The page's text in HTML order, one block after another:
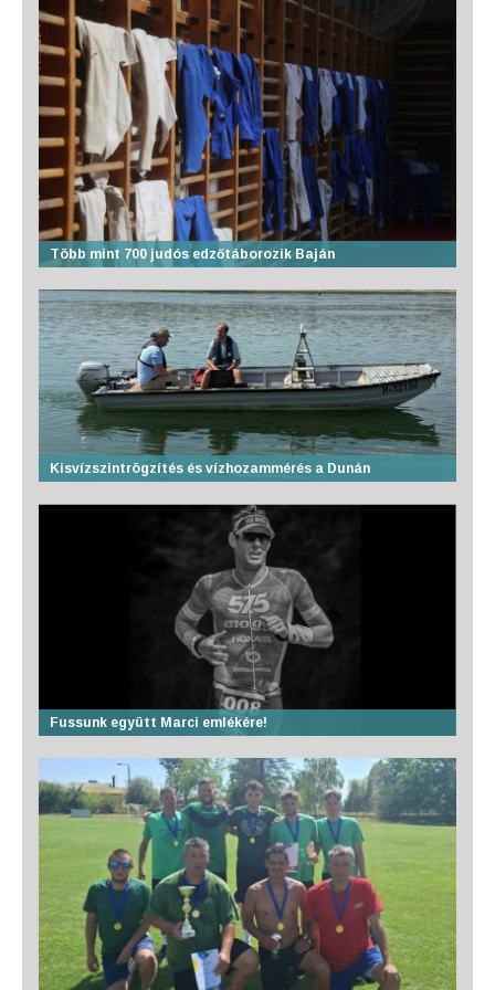
Több mint 700 judós edzőtáborozik Baján
Kisvízszintrögzítés és vízhozammérés a Dunán
Fussunk együtt Marci emlékére!